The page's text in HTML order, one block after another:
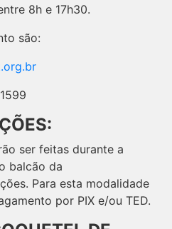
8h e 17h30.
são:
ser feitas durante a
balcão da
Para esta modalidade
por PIX e/ou TED.